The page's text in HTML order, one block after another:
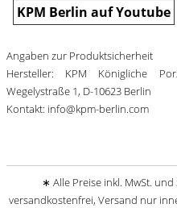
KPM Berlin auf Youtube
Angaben zur Produktsicherheit
Hersteller: KPM Königliche
Wegelystraße 1, D-10623 Berlin
Kontakt: info@kpm-berlin.com
∗ Alle Preise inkl. MwSt. und
versandkostenfrei, Versand nur